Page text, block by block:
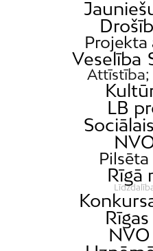
Veselība
Attīstība;
LB
Rīgā